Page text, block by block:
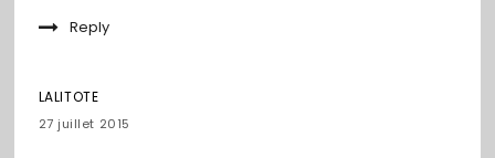
Reply
LALITOTE
27 juillet 2015